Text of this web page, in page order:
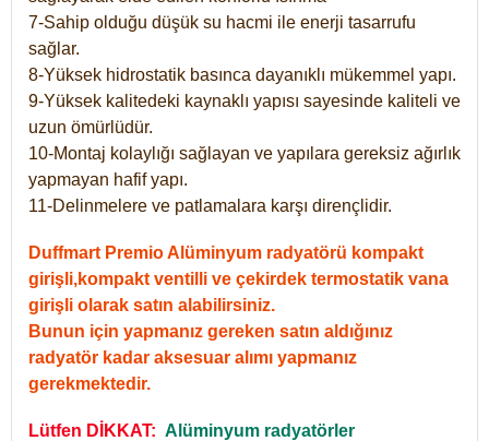
7-Sahip olduğu düşük su hacmi ile enerji tasarrufu
sağlar.
8-Yüksek hidrostatik basınca dayanıklı mükemmel yapı.
9-Yüksek kalitedeki kaynaklı yapısı sayesinde kaliteli ve
uzun ömürlüdür.
10-Montaj kolaylığı sağlayan ve yapılara gereksiz ağırlık
yapmayan hafif yapı.
11-Delinmelere ve patlamalara karşı dirençlidir.
Duffmart Premio Alüminyum radyatörü kompakt
girişli,kompakt ventilli ve çekirdek termostatik vana
girişli olarak satın alabilirsiniz.
Bunun için yapmanız gereken satın aldığınız
radyatör kadar aksesuar alımı yapmanız
gerekmektedir.
Lütfen DİKKAT: Alüminyum radyatörler